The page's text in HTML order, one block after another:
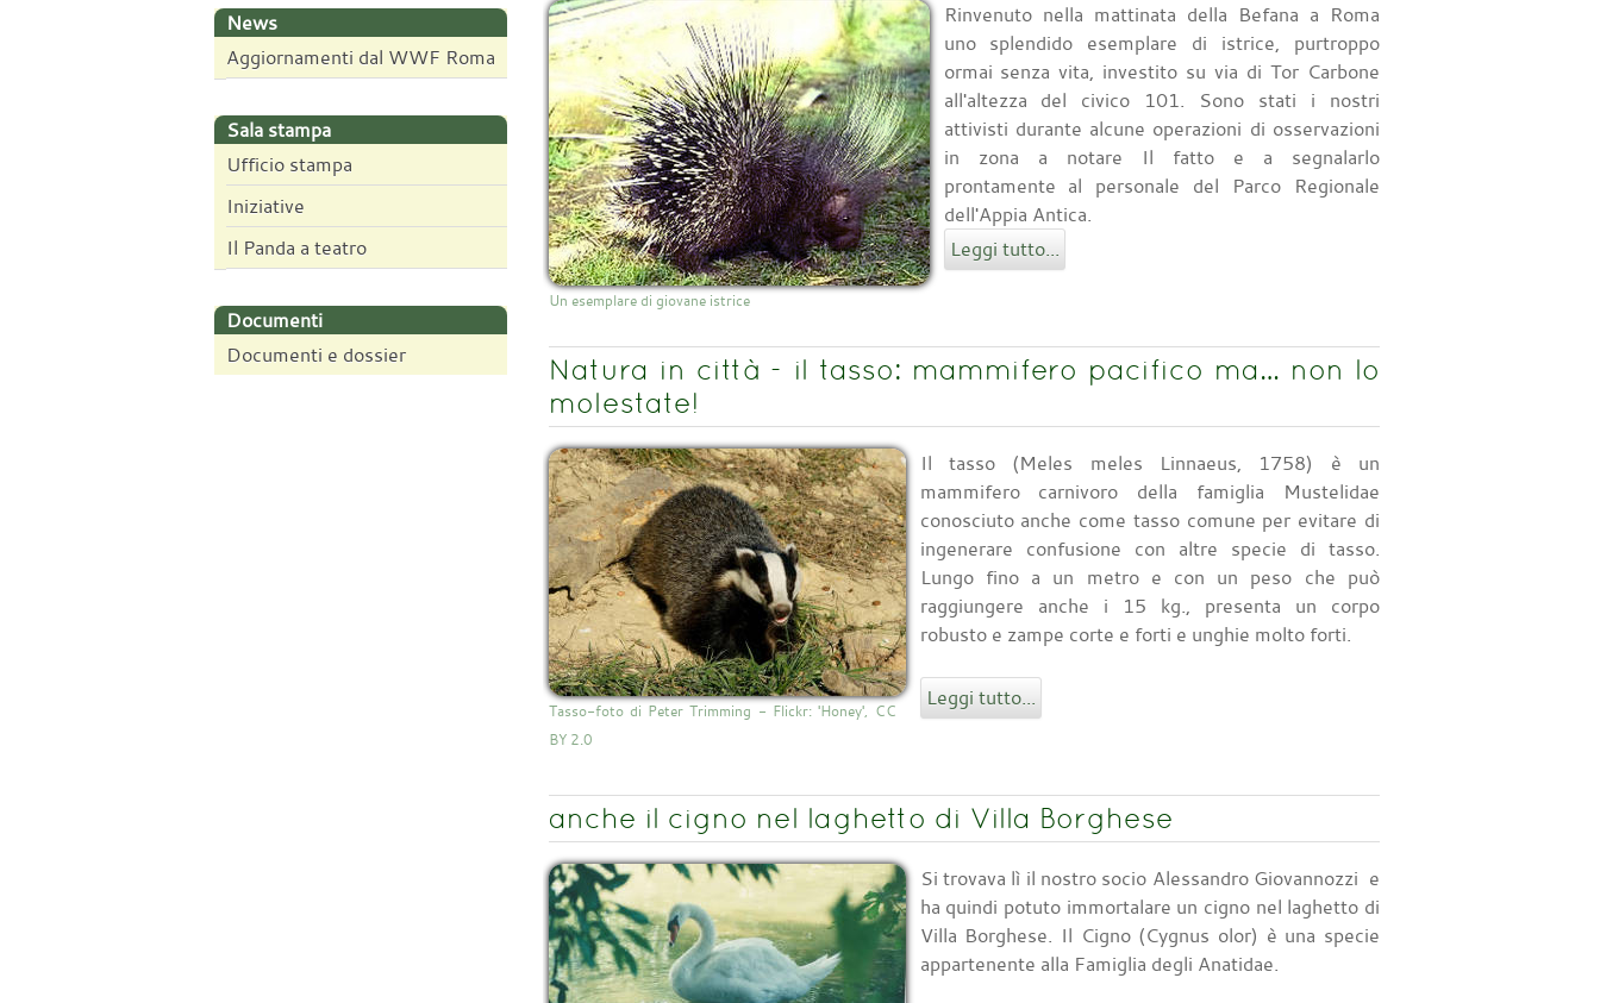
News
Aggiornamenti dal WWF Roma
Sala stampa
Ufficio stampa
Iniziative
Il Panda a teatro
Documenti
Documenti e dossier
Un esemplare di giovane istrice
Rinvenuto nella mattinata della Befana a Roma
uno splendido esemplare di istrice, purtroppo
ormai senza vita, investito su via di Tor Carbone
all'altezza del civico 101. Sono stati i nostri
attivisti durante alcune operazioni di osservazioni
in zona a notare Il fatto e a segnalarlo
prontamente al personale del Parco Regionale
dell'Appia Antica.
Leggi tutto...
Natura in città - il tasso: mammifero pacifico ma… non lo
molestate!
Tasso-foto di Peter Trimming - Flickr: 'Honey', CC
BY 2.0
Il tasso (Meles meles Linnaeus, 1758) è un
mammifero carnivoro della famiglia Mustelidae
conosciuto anche come tasso comune per evitare di
ingenerare confusione con altre specie di tasso.
Lungo fino a un metro e con un peso che può
raggiungere anche i 15 kg., presenta un corpo
robusto e zampe corte e forti e unghie molto forti.
Leggi tutto...
anche il cigno nel laghetto di Villa Borghese
Si trovava lì il nostro socio Alessandro Giovannozzi e
ha quindi potuto immortalare un cigno nel laghetto di
Villa Borghese. Il Cigno (Cygnus olor) è una specie
appartenente alla Famiglia degli Anatidae.